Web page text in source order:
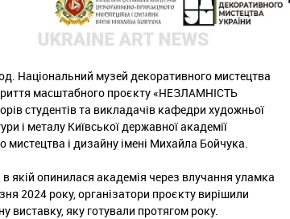
Національний музей декоративного мистецтва
масштабного проєкту «НЕЗЛАМНІСТЬ
студентів та викладачів кафедри художньої
і металу Київської державної академії
і дизайну імені Михайла Бойчука.
якій опинилася академія через влучання уламка
2024 року, організатори проєкту вирішили
виставку, яку готували протягом року.